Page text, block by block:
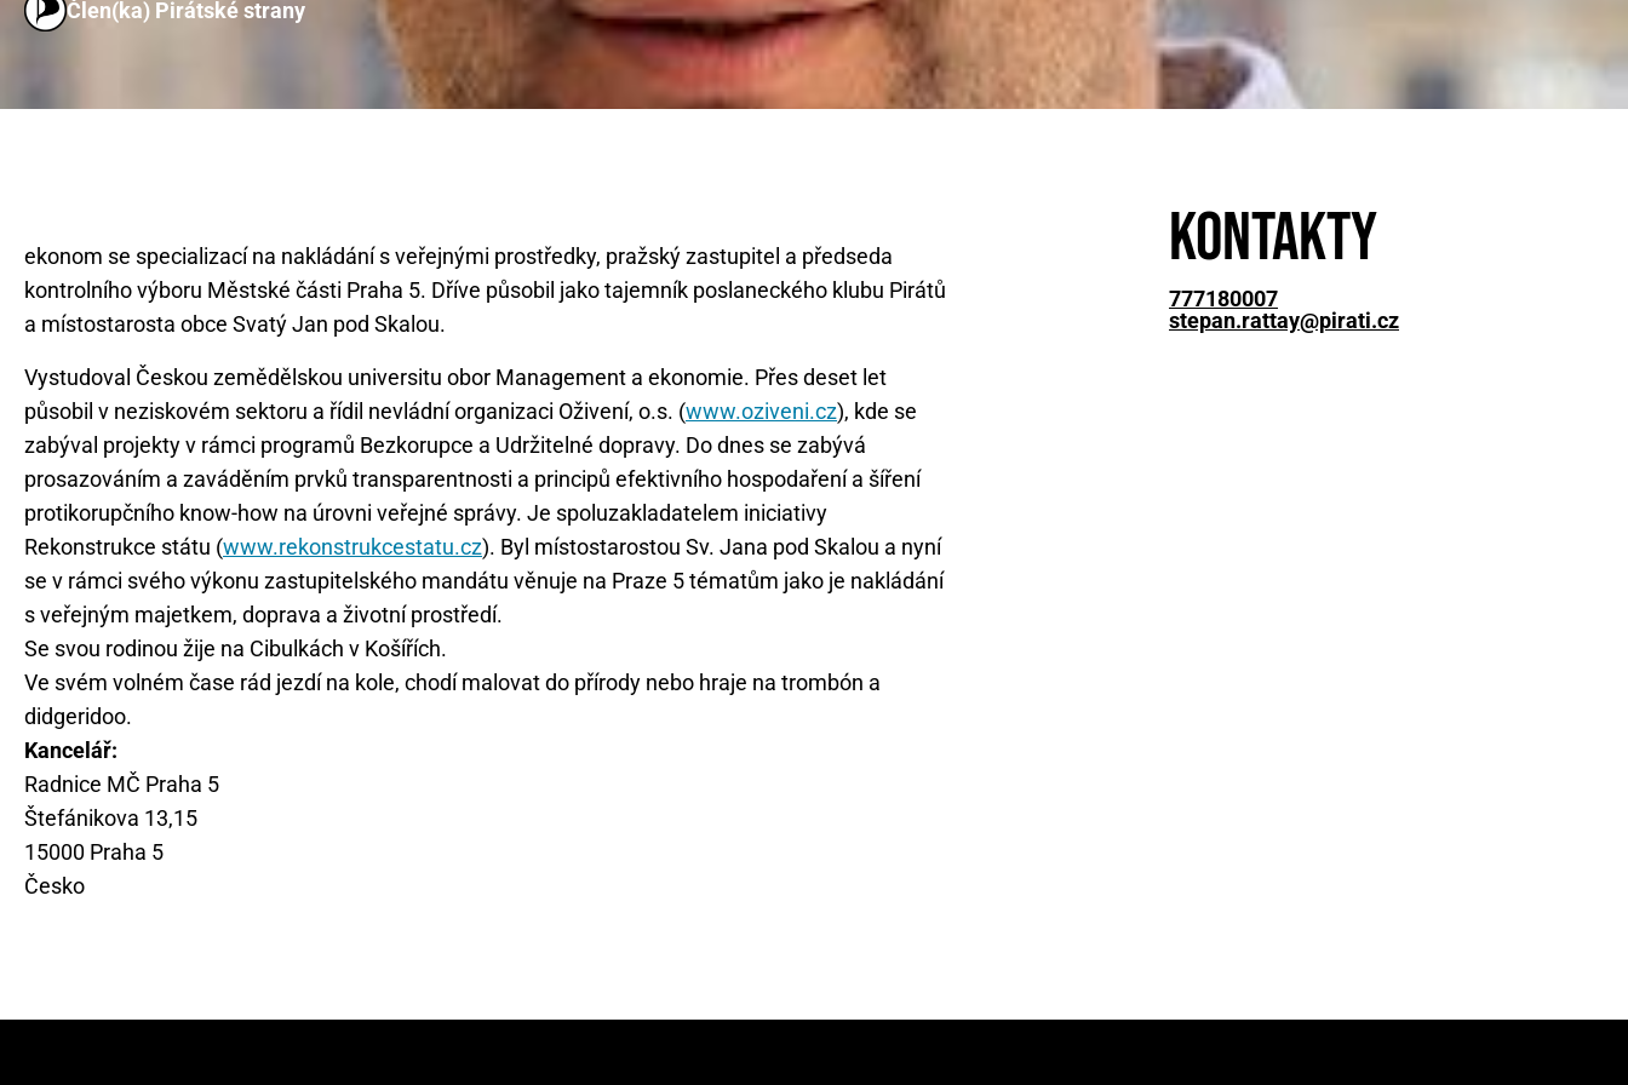
Člen(ka) Pirátské strany
ekonom se specializací na nakládání s veřejnými prostředky, pražský zastupitel a předseda
kontrolního výboru Městské části Praha 5. Dříve působil jako tajemník poslaneckého klubu Pirátů
Vystudoval Českou zemědělskou universitu obor Management a ekonomie. Přes deset let
působil v neziskovém sektoru a řídil nevládní organizaci Oživení, o.s. (www.oziveni.cz), kde se
zabýval projekty v rámci programů Bezkorupce a Udržitelné dopravy. Do dnes se zabývá
prosazováním a zaváděním prvků transparentnosti a principů efektivního hospodaření a šíření
protikorupčního know-how na úrovni veřejné správy. Je spoluzakladatelem iniciativy
Rekonstrukce státu (www.rekonstrukcestatu.cz). Byl místostarostou Sv. Jana pod Skalou a nyní
se v rámci svého výkonu zastupitelského mandátu věnuje na Praze 5 tématům jako je nakládání
s veřejným majetkem, doprava a životní prostředí.
Se svou rodinou žije na Cibulkách v Košířích.
Ve svém volném čase rád jezdí na kole, chodí malovat do přírody nebo hraje na trombón a
didgeridoo.
Kancelář:
Radnice MČ Praha 5
Štefánikova 13,15
15000 Praha 5
Česko
Kontakty
777180007
stepan.rattay@pirati.cz